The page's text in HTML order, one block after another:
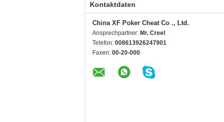
Kontaktdaten
China XF Poker Cheat Co ., Ltd.
Ansprechpartner: Mr. Creel
Telefon: 008613926247901
Faxen: 00-20-000